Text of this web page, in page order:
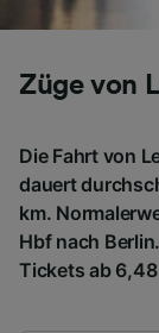
Züge von
Die Fahrt von
dauert
km.
Hbf nach
Tickets ab